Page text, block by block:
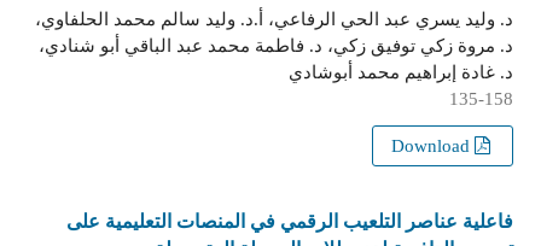
د. وليد يسري عبد الحي الرفاعي، أ.د. وليد سالم محمد الحلفاوي،
د. مروة زكي توفيق زكي، د. فاطمة محمد عبد الباقي أبو شنادي،
د. غادة إبراهيم محمد أبوشادي
135-158
فاعلية عناصر التلعيب الرقمي في المنصات التعليمية على